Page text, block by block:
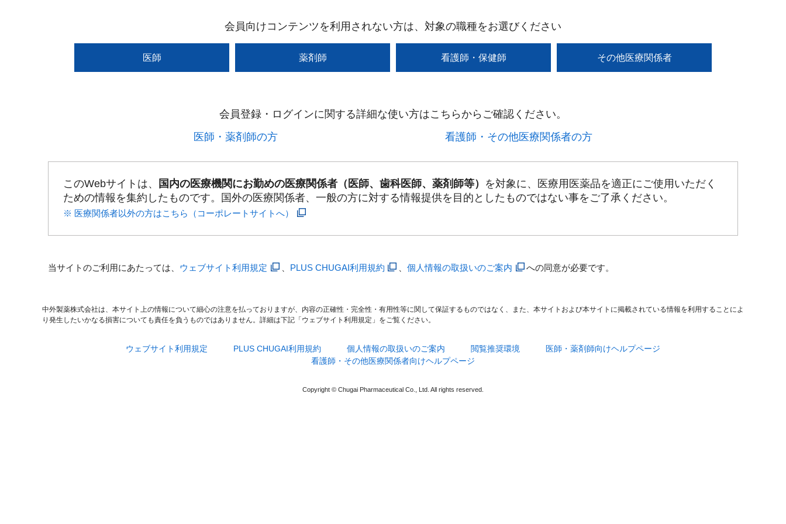
会員向けコンテンツを利用されない方は、対象の職種をお選びください
医師 薬剤師 看護師・保健師 その他医療関係者
会員登録・ログインに関する詳細な使い方はこちらからご確認ください。​
医師・薬剤師の方​
看護師・その他医療関係者の方​
このWebサイトは、 国内の医療機関にお勤めの医療関係者（医師、歯科医師、薬剤師等） を対象に、医療用医薬品を適正にご使用いただく
ための情報を集約したものです。国外の医療関係者、一般の方に対する情報提供を目的としたものではない事をご了承ください。
※ 医療関係者以外の方はこちら（コーポレートサイトへ）
当サイトのご利用にあたっては、 ウェブサイト利用規定 PLUS CHUGAI利用規約 、個人情報の取扱いのご案内 への同意が必要です。
中外製薬株式会社は、本サイト上の情報について細心の注意を払っておりますが、内容の正確性・完全性・有用性等に関して保証するものではなく、また、本サイトおよび本サイトに掲載されている情報を利用することによ
り発生したいかなる損害についても責任を負うものではありません。詳細は下記「ウェブサイト利用規定」をご覧ください。
ウェブサイト利用規定 PLUS CHUGAI利用規約 個人情報の取扱いのご案内 閲覧推奨環境
医師・薬剤師向けヘルプページ
看護師・その他医療関係者向けヘルプページ
Copyright © Chugai Pharmaceutical Co., Ltd. All rights reserved.